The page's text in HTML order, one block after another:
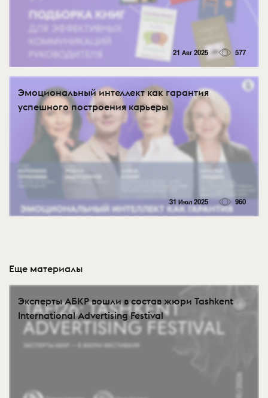
21 Авг 2025 577
Эмоциональный интеллект как гарантия
успешного построения карьеры
31 Июл 2025 960
Еще материалы
Эксперты АБКР вошли в состав жюри Tashkent
International Advertising Festival